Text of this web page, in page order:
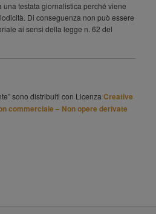
testata giornalistica perché viene
Di conseguenza non può essere
ai sensi della legge n. 62 del
sono distribuiti con LicenzaCreative
commerciale – Non opere derivate